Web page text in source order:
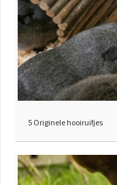
5 Originele hooiruifjes